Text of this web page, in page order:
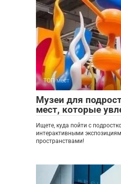
ТОП мест
Музеи для
мест, которые
Ищете, куда пойти с
интерактивными
пространствами!